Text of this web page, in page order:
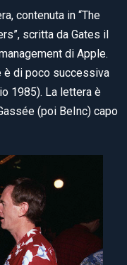
contenuta in “The
scritta da Gates il
di Apple.
è di poco successiva
1985). La lettera è
(poi BeInc) capo